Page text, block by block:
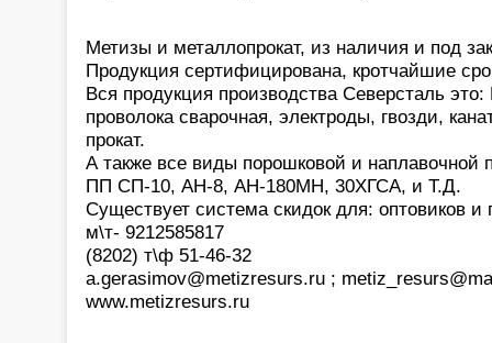
Метизы и металлопрокат, из наличия и под
Продукция сертифицирована, кротчайшие
Вся продукция производства Северсталь
проволока сварочная, электроды, гвозди,
прокат.
А также все виды порошковой и наплавочной
ПП СП-10, АН-8, АН-180МН, 30ХГСА, и Т.Д.
Существует система скидок для: оптовиков и
м\т- 9212585817
(8202) т\ф 51-46-32
a.gerasimov@metizresurs.ru ;
www.metizresurs.ru